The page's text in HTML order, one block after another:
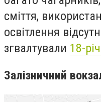
сміття,
освітлення
згвалтували 18-
Залізничний